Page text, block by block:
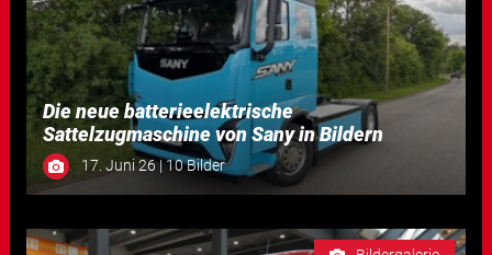
Die neue batterieelektrische
Sattelzugmaschine von Sany in Bildern
17. Juni 26 | 10 Bilder